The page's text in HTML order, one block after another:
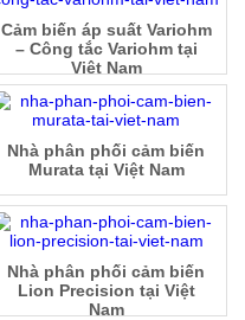
Cảm biến áp suất Variohm
– Công tắc Variohm tại
Việt Nam
Nhà phân phối cảm biến
Murata tại Việt Nam
Nhà phân phối cảm biến
Lion Precision tại Việt
Nam